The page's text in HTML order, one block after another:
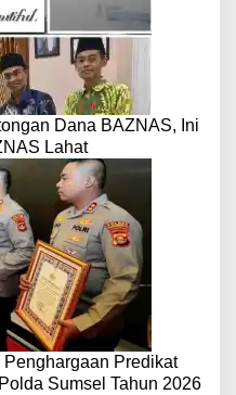
Dana BAZNAS, Ini
Lahat
Penghargaan Predikat
Sumsel Tahun 2026